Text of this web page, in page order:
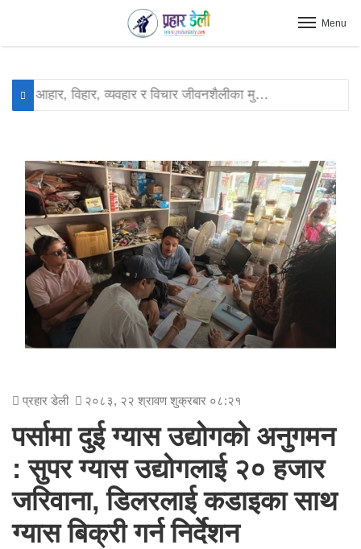
Menu
आहार, विहार, व्यवहार र विचार जीवनशैलीका मुख्य आयाम हुन् : बिमल सर्राफ
प्रहार डेली २०८३, २२ श्रावण शुक्रबार ०८:२१
पर्सामा दुई ग्यास उद्योगको अनुगमन
: सुपर ग्यास उद्योगलाई २० हजार
जरिवाना, डिलरलाई कडाइका साथ
ग्यास बिक्री गर्न निर्देशन